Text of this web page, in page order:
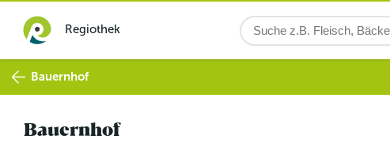
Regiothek
Bauernhof
Bauernhof